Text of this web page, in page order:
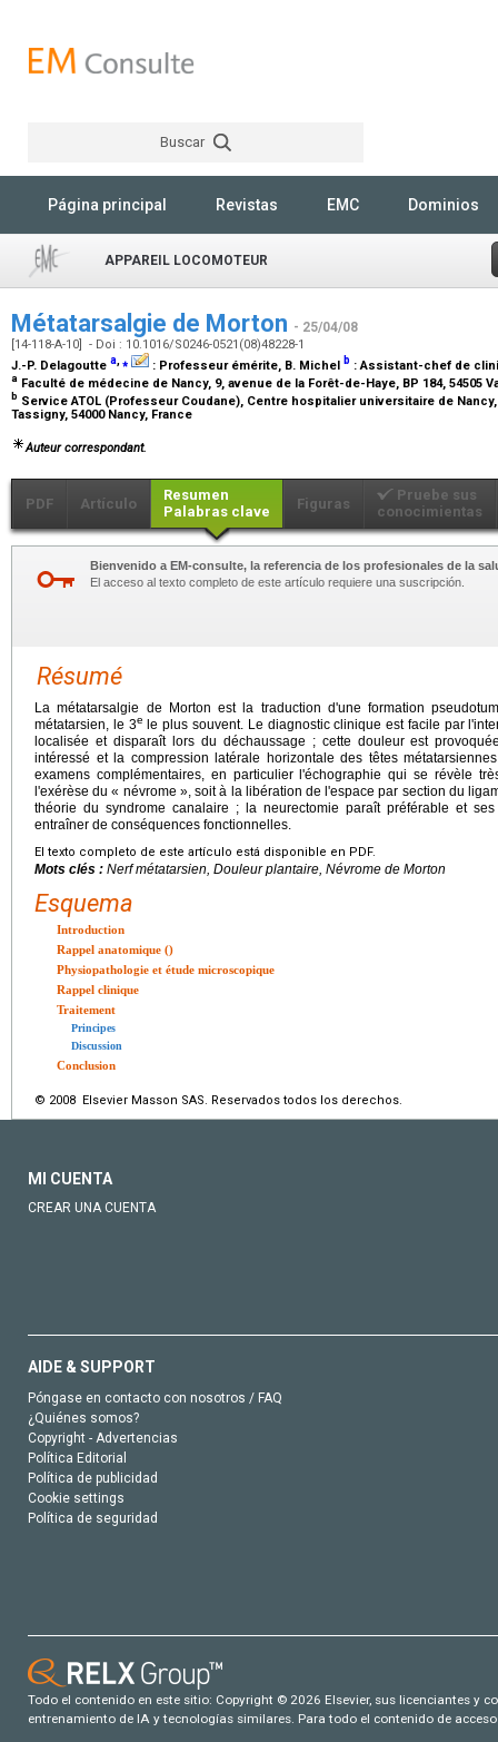
Buscar
Página principal Revistas EMC Dominios
APPAREIL LOCOMOTEUR
Métatarsalgie de Morton - 25/04/08
[14-118-A-10] - Doi : 10.1016/S0246-0521(08)48228-1
J.-P. Delagoutte a,⁎ : Professeur émérite, B. Michel b :Assistant-chef de
a Faculté de médecine de Nancy, 9, avenue de la Forêt-de-Haye, BP 184, 54505
b Service ATOL (Professeur Coudane), Centre hospitalier universitaire de
Tassigny, 54000 Nancy, France
Auteur correspondant.
PDF Artículo
Resumen
Palabras clave
Figuras
Pruebe sus
conocimientas
Bienvenido a EM-consulte, la referencia de los profesionales de la
El acceso al texto completo de este artículo requiere una suscripción.
Résumé
La métatarsalgie de Morton est la traduction d'une formation
métatarsien, le 3e le plus souvent. Le diagnostic clinique est facile par
localisée et disparaît lors du déchaussage ; cette douleur est
intéressé et la compression latérale horizontale des têtes
examens complémentaires, en particulier l'échographie qui se révèle
l'exérèse du « névrome », soit à la libération de l'espace par section du
théorie du syndrome canalaire ; la neurectomie paraît préférable et
entraîner de conséquences fonctionnelles.
El texto completo de este artículo está disponible en PDF.
Mots clés : Nerf métatarsien, Douleur plantaire, Névrome de Morton
Esquema
Introduction
Rappel anatomique ()
Physiopathologie et étude microscopique
Rappel clinique
Traitement
Principes
Discussion
Conclusion
© 2008 Elsevier Masson SAS. Reservados todos los derechos.
MI CUENTA
CREAR UNA CUENTA
AIDE & SUPPORT
Póngase en contacto con nosotros / FAQ
¿Quiénes somos?
Copyright - Advertencias
Política Editorial
Política de publicidad
Cookie settings
Política de seguridad
Todo el contenido en este sitio: Copyright © 2026 Elsevier, sus licenciantes y
entrenamiento de IA y tecnologías similares. Para todo el contenido de